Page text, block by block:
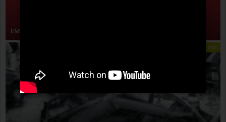
EMPIRISMO ERETICO
libri